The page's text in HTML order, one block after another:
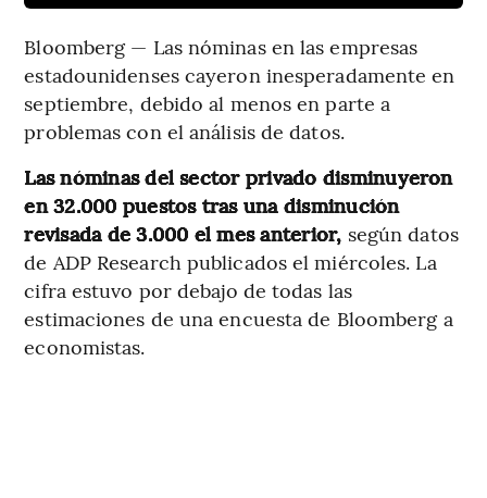
Bloomberg — Las nóminas en las empresas
estadounidenses cayeron inesperadamente en
septiembre, debido al menos en parte a
problemas con el análisis de datos.
Las nóminas del sector privado disminuyeron
en 32.000 puestos tras una disminución
revisada de 3.000 el mes anterior, según datos
de ADP Research publicados el miércoles. La
cifra estuvo por debajo de todas las
estimaciones de una encuesta de Bloomberg a
economistas.